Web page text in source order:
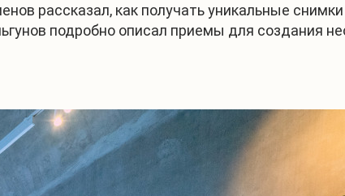
рассказал, как получать уникальные
подробно описал приемы для создания